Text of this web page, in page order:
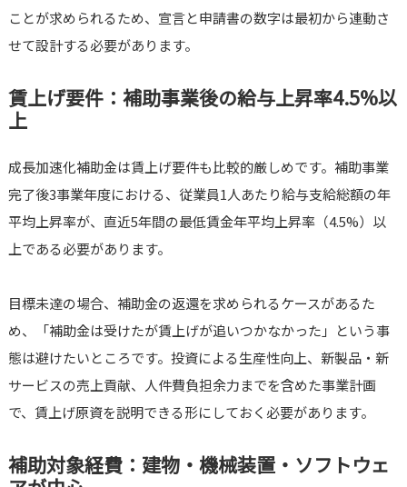
ことが求められるため、宣言と申請書の数字は最初から連動さ
せて設計する必要があります。
賃上げ要件：補助事業後の給与上昇率4.5%以
上
成長加速化補助金は賃上げ要件も比較的厳しめです。補助事業
完了後3事業年度における、従業員1人あたり給与支給総額の年
平均上昇率が、直近5年間の最低賃金年平均上昇率（4.5%）以
上である必要があります。
目標未達の場合、補助金の返還を求められるケースがあるた
め、「補助金は受けたが賃上げが追いつかなかった」という事
態は避けたいところです。投資による生産性向上、新製品・新
サービスの売上貢献、人件費負担余力までを含めた事業計画
で、賃上げ原資を説明できる形にしておく必要があります。
補助対象経費：建物・機械装置・ソフトウェ